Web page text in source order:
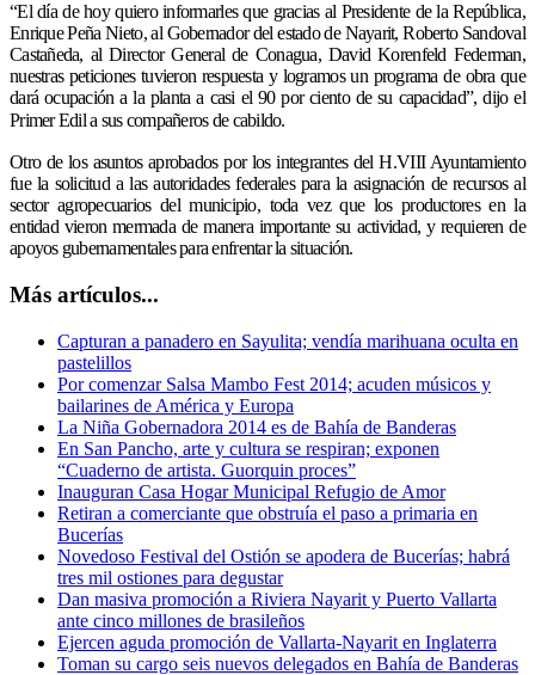
“El día de hoy quiero informarles que gracias al Presidente de la República,
Enrique Peña Nieto, al Gobernador del estado de Nayarit, Roberto Sandoval
Castañeda, al Director General de Conagua, David Korenfeld Federman,
nuestras peticiones tuvieron respuesta y logramos un programa de obra que
dará ocupación a la planta a casi el 90 por ciento de su capacidad”, dijo el
Primer Edil a sus compañeros de cabildo.
Otro de los asuntos aprobados por los integrantes del H.VIII Ayuntamiento
fue la solicitud a las autoridades federales para la asignación de recursos al
sector agropecuarios del municipio, toda vez que los productores en la
entidad vieron mermada de manera importante su actividad, y requieren de
apoyos gubernamentales para enfrentar la situación.
Más artículos...
Capturan a panadero en Sayulita; vendía marihuana oculta en
pastelillos
Por comenzar Salsa Mambo Fest 2014; acuden músicos y
bailarines de América y Europa
La Niña Gobernadora 2014 es de Bahía de Banderas
En San Pancho, arte y cultura se respiran; exponen
“Cuaderno de artista. Guorquin proces”
Inauguran Casa Hogar Municipal Refugio de Amor
Retiran a comerciante que obstruía el paso a primaria en
Bucerías
Novedoso Festival del Ostión se apodera de Bucerías; habrá
tres mil ostiones para degustar
Dan masiva promoción a Riviera Nayarit y Puerto Vallarta
ante cinco millones de brasileños
Ejercen aguda promoción de Vallarta-Nayarit en Inglaterra
Toman su cargo seis nuevos delegados en Bahía de Banderas